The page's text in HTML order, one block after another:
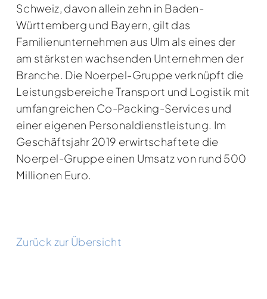
Schweiz, davon allein zehn in Baden-
Württemberg und Bayern, gilt das
Familienunternehmen aus Ulm als eines der
am stärksten wachsenden Unternehmen der
Branche. Die Noerpel-Gruppe verknüpft die
Leistungsbereiche Transport und Logistik mit
umfangreichen Co-Packing-Services und
einer eigenen Personaldienstleistung. Im
Geschäftsjahr 2019 erwirtschaftete die
Noerpel-Gruppe einen Umsatz von rund 500
Millionen Euro.
Zurück zur Übersicht